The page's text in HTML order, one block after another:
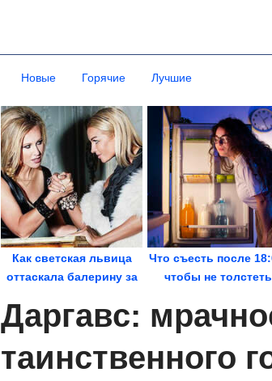
Новые Горячие Лучшие
Как светская львица
оттаскала балерину за
Что съесть после
чтобы не толстеть
Даргавс:
таинственного